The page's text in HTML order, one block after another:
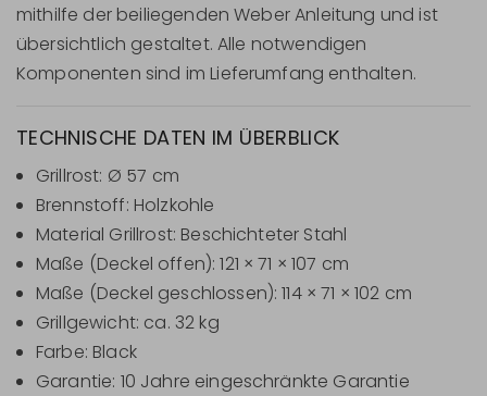
mithilfe der beiliegenden Weber Anleitung und ist
übersichtlich gestaltet. Alle notwendigen
Komponenten sind im Lieferumfang enthalten.
TECHNISCHE DATEN IM ÜBERBLICK
Grillrost: Ø 57 cm
Brennstoff: Holzkohle
Material Grillrost: Beschichteter Stahl
Maße (Deckel offen): 121 × 71 × 107 cm
Maße (Deckel geschlossen): 114 × 71 × 102 cm
Grillgewicht: ca. 32 kg
Farbe: Black
Garantie: 10 Jahre eingeschränkte Garantie